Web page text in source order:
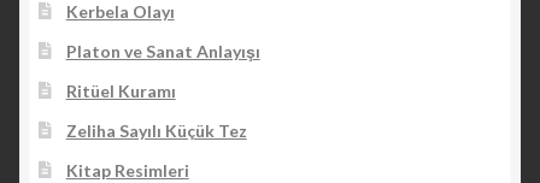
Kerbela Olayı
Platon ve Sanat Anlayışı
Ritüel Kuramı
Zeliha Sayılı Küçük Tez
Kitap Resimleri